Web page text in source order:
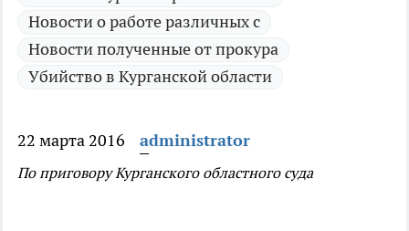
Новости о работе различных с
Новости полученные от прокура
Убийство в Курганской области
22 марта 2016 administrator
По приговору Курганского областного суда